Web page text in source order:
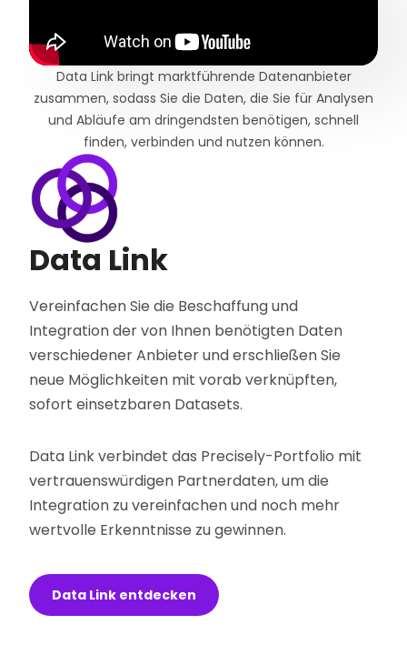
Data Link
Vereinfachen Sie die Beschaffung und
Integration der von Ihnen benötigten Daten
verschiedener Anbieter und erschließen Sie
neue Möglichkeiten mit vorab verknüpften,
sofort einsetzbaren Datasets.
Data Link verbindet das Precisely-Portfolio mit
vertrauenswürdigen Partnerdaten, um die
Integration zu vereinfachen und noch mehr
wertvolle Erkenntnisse zu gewinnen.
Data Link entdecken
Data Link bringt marktführende Datenanbieter
zusammen, sodass Sie die Daten, die Sie für Analysen
und Abläufe am dringendsten benötigen, schnell
finden, verbinden und nutzen können.